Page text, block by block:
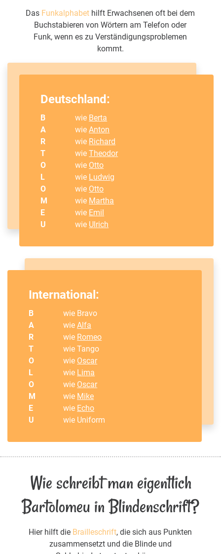
Das Funkalphabet hilft Erwachsenen oft bei dem
Buchstabieren von Wörtern am Telefon oder
Funk, wenn es zu Verständigungsproblemen
kommt.
Deutschland:
B wie Berta
A
wieAnton
R
wie Richard
T
wieTheodor
O
wie Otto
L
wie Ludwig
O
wie Otto
M
wie Martha
E
wie Emil
U
wie Ulrich
International:
B
wie Bravo
A
wieAlfa
R
wie Romeo
T
wie Tango
O
wie Oscar
L
wie Lima
O
wie Oscar
M
wie Mike
E
wie Echo
U
wie Uniform
Wie schreibt man eigentlich
Bartolomeu in Blindenschrift?
Hier hilft die Brailleschrift, die sich aus Punkten
zusammensetzt und die Blinde und